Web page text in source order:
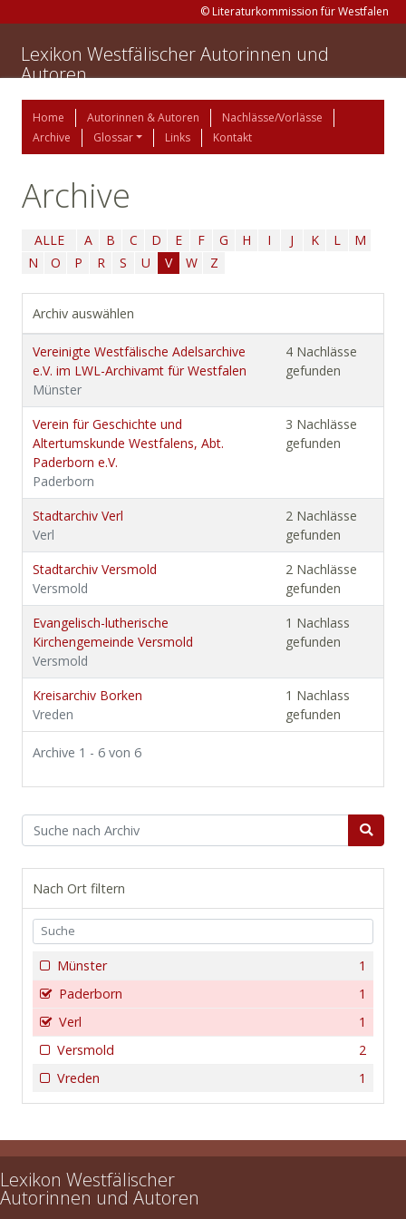
© Literaturkommission für Westfalen
Lexikon Westfälischer Autorinnen und
Autoren
Home Autorinnen & Autoren
Nachlässe/Vorlässe
Archive
Glossar Links Kontakt
Archive
ALLE A B C D E F G H I J K L
M
N
O P R S U V W Z
Archiv auswählen
Vereinigte Westfälische Adelsarchive
e.V. im LWL-Archivamt für Westfalen
Münster
4 Nachlässe
gefunden
Verein für Geschichte und
Altertumskunde Westfalens, Abt.
Paderborn e.V.
Paderborn
3 Nachlässe
gefunden
Stadtarchiv Verl
Verl
2 Nachlässe
gefunden
Stadtarchiv Versmold
Versmold
2 Nachlässe
gefunden
Evangelisch-lutherische
Kirchengemeinde Versmold
Versmold
1 Nachlass
gefunden
Kreisarchiv Borken
Vreden
1 Nachlass
gefunden
Archive 1 - 6 von 6
Nach Ort filtern
1
Münster
1
Paderborn
1
Verl
2
Versmold
1
Vreden
Lexikon Westfälischer
Autorinnen und Autoren